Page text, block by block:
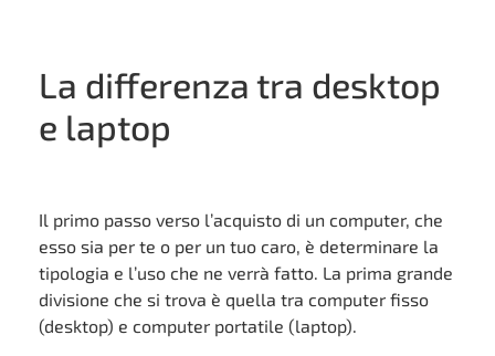
La differenza tra desktop
e laptop
Il primo passo verso l’acquisto di un computer, che
esso sia per te o per un tuo caro, è determinare la
tipologia e l’uso che ne verrà fatto. La prima grande
divisione che si trova è quella tra computer fisso
(desktop) e computer portatile (laptop).